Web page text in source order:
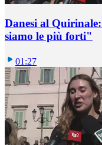
Danesi al
siamo le più forti"
01:27